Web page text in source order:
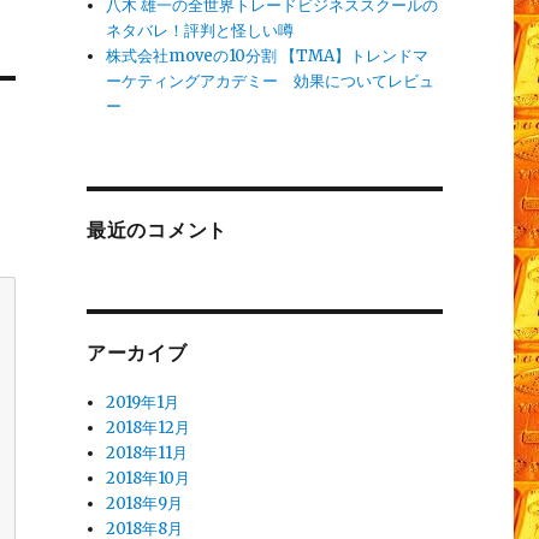
八木 雄一の全世界トレードビジネススクールの
ネタバレ！評判と怪しい噂
株式会社moveの10分割 【TMA】トレンドマ
ーケティングアカデミー 効果についてレビュ
ー
最近のコメント
アーカイブ
2019年1月
2018年12月
2018年11月
2018年10月
2018年9月
2018年8月